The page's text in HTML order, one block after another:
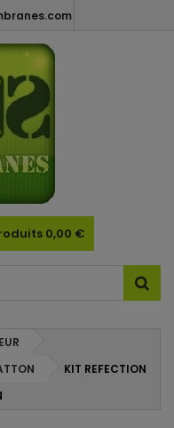
0,00 €
KIT REFECTION